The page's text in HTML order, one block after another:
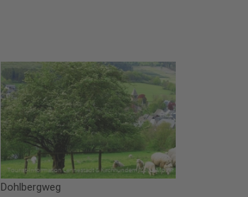
Dohlbergweg